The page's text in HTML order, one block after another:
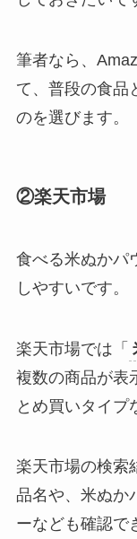
筆者なら、
て、普段の食品
のを選びます。
②楽天市場
食べる米ぬかパ
しやすいです。
楽天市場では「
複数の商品が表
とめ買いタイプ
楽天市場の検索
品名や、米ぬか
ーなども確認で